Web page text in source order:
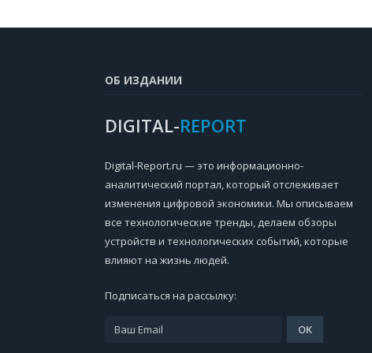
ОБ ИЗДАНИИ
DIGITAL-REPORT
Digital-Report.ru — это информационно-
аналитический портал, который отслеживает
изменения цифровой экономики. Мы описываем
все технологические тренды, делаем обзоры
устройств и технологических событий, которые
влияют на жизнь людей.
Подписаться на рассылку: